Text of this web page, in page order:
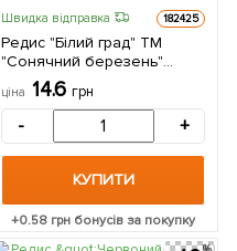
Швидка відправка 182425
Редис "Білий град" ТМ
"Сонячний березень"
200шт
ціна 14.6 грн
- +
КУПИТИ
+0.58грн бонусів за покупку